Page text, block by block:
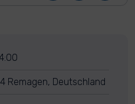
Remagen, Deutschland